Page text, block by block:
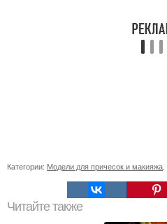
Категории: Модели для причесок и макияжа
Читайте также